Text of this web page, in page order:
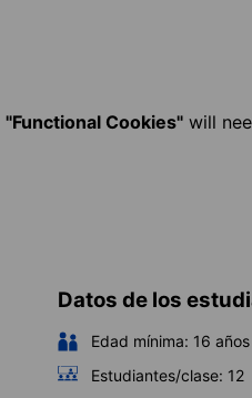
"Functional Cookies" will
Datos de los
Edad mínima: 16 años
Estudiantes/clase: 12